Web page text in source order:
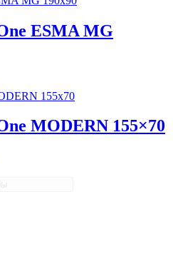
ESMA MG
MODERN 155×70